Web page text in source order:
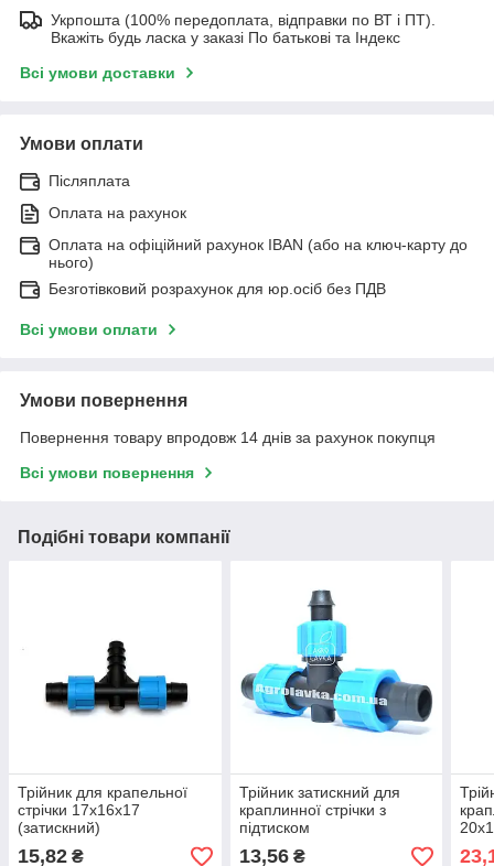
Укрпошта (100% передоплата, відправки по ВТ і ПТ).
Вкажіть будь ласка у заказі По батькові та Індекс
Всі умови доставки
Умови оплати
Післяплата
Оплата на рахунок
Оплата на офіційний рахунок IBAN (або на ключ-карту до
нього)
Безготівковий розрахунок для юр.осіб без ПДВ
Всі умови оплати
Умови повернення
Повернення товару впродовж 14 днів за рахунок покупця
Всі умови повернення
Подібні товари компанії
Трійник для крапельної
стрічки 17х16х17
(затискний)
15,82 ₴
Трійник затискний для
краплинної стрічки з
підтиском
13,56₴